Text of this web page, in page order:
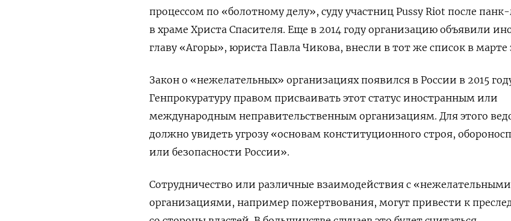
процессом по «болотному делу», суду участниц Pussy Riot после
в храме Христа Спасителя. Еще в 2014 году организацию объявили
главу «Агоры», юриста Павла Чикова, внесли в тот же список в марте
Закон о «нежелательных» организациях появился в России в 2015
Генпрокуратуру правом присваивать этот статус иностранным или
международным неправительственным организациям. Для этого
должно увидеть угрозу «основам конституционного строя,
или безопасности России».
Сотрудничество или различные взаимодействия с
организациями, например пожертвования, могут привести к